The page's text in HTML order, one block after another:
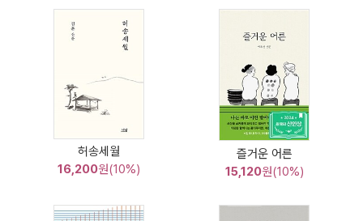
허송세월
16,200원(10%)
즐거운 어른
15,120원(10%)